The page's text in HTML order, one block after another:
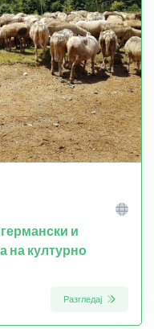
и
на културно
Разгледај